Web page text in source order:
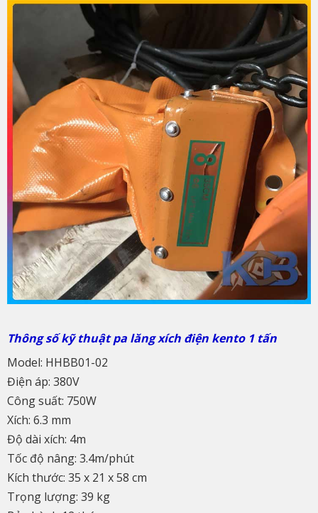
Thông số kỹ thuật pa lăng xích điện kento 1 tấn
Model: HHBB01-02
Điện áp: 380V
Công suất: 750W
Xích: 6.3 mm
Độ dài xích: 4m
Tốc độ nâng: 3.4m/phút
Kích thước: 35 x 21 x 58 cm
Trọng lượng: 39 kg